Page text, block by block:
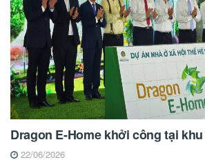
Dragon E-Home khởi công tại
22/06/2026